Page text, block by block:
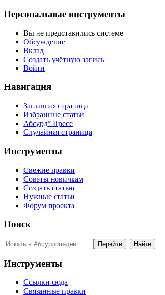
Персональные инструменты
Вы не представились системе
Обсуждение
Вклад
Создать учётную запись
Войти
Навигация
Заглавная страница
Избранные статьи
Абсурд° Пресс
Случайная страница
Инструменты
Свежие правки
Советы новичкам
Создать статью
Нужные статьи
Форум проекта
Поиск
Инструменты
Ссылки сюда
Связанные правки